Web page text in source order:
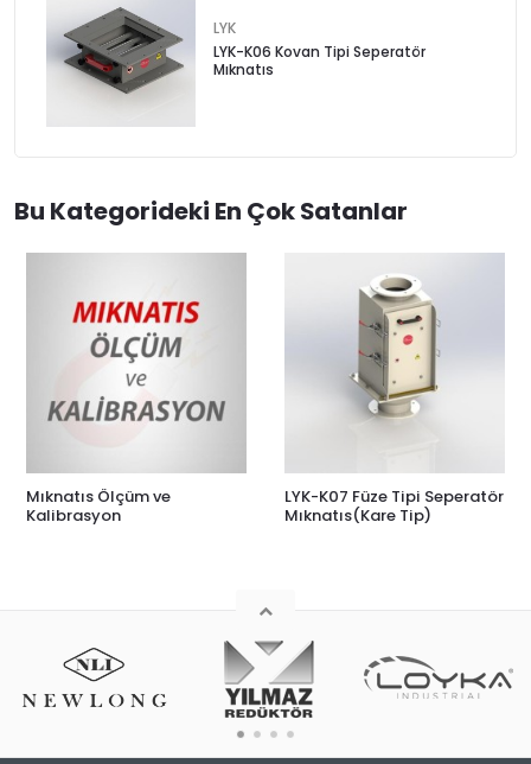
LYK
LYK-K06 Kovan Tipi Seperatör
Mıknatıs
Bu Kategorideki En Çok Satanlar
Mıknatıs Ölçüm ve
Kalibrasyon
LYK-K07 Füze Tipi Seperatör
Mıknatıs(Kare Tip)